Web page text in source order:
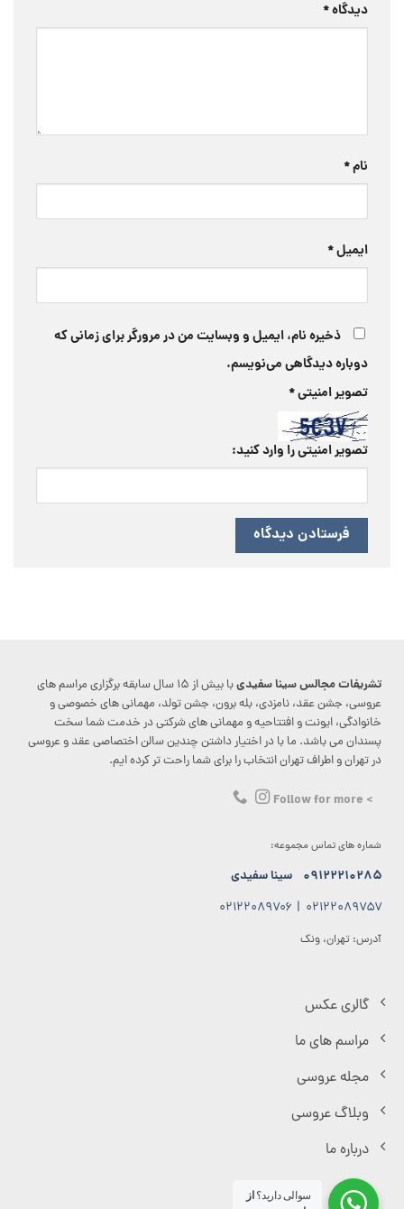
دیدگاه*
نام*
ایمیل*
ذخیره نام، ایمیل و وبسایت من در مرورگر برای زمانی که
دوباره دیدگاهی می‌نویسم.
تصویر امنیتی*
تصویر امنیتی را وارد کنید:
تشریفات مجالس سینا سفیدی
با بیش از ۱۵ سال سابقه برگزاری مراسم های
عروسی، جشن عقد، نامزدی، بله برون، جشن تولد، مهمانی های خصوصی و
خانوادگی، ایونت و افتتاحیه و مهمانی های شرکتی در خدمت شما سخت
پسندان می باشد. ما با در اختیار داشتن چندین سالن اختصاصی عقد و عروسی
در تهران و اطراف تهران انتخاب را برای شما راحت تر کرده ایم.
> Follow for more
شماره های تماس مجموعه:
۰۹۱۲۲۲۱۰۲۸۵ سینا سفیدی
۰۲۱۲۲۰۸۹۷۵۷ | ۰۲۱۲۲۰۸۹۷۰۶
آدرس: تهران، ونک
گالری عکس
مراسم های ما
مجله عروسی
وبلاگ عروسی
درباره ما
سوالی دارید؟ از